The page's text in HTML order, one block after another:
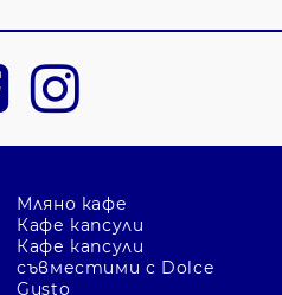
Мляно кафе
Кафе капсули
Кафе капсули
съвместими с Dolce
Gusto